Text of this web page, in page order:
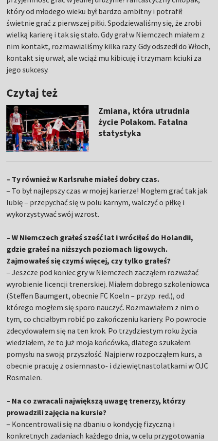
który od młodego wieku był bardzo ambitny i potrafił
świetnie grać z pierwszej piłki. Spodziewaliśmy się, że zrobi
wielką karierę i tak się stało. Gdy grał w Niemczech miałem z
nim kontakt, rozmawialiśmy kilka razy. Gdy odszedł do Włoch,
kontakt się urwał, ale wciąż mu kibicuję i trzymam kciuki za
jego sukcesy.
Czytaj też
Zmiana, która utrudnia
życie Polakom. Fatalna
statystyka
– Ty również w Karlsruhe miałeś dobry czas.
– To był najlepszy czas w mojej karierze! Mogłem grać tak jak
lubię – przepychać się w polu karnym, walczyć o piłkę i
wykorzystywać swój wzrost.
– W Niemczech grałeś sześć lat i wróciłeś do Holandii,
gdzie grałeś na niższych poziomach ligowych.
Zajmowałeś się czymś więcej, czy tylko grałeś?
– Jeszcze pod koniec gry w Niemczech zacząłem rozważać
wyrobienie licencji trenerskiej. Miałem dobrego szkoleniowca
(Steffen Baumgert, obecnie FC Koeln – przyp. red.), od
którego mogłem się sporo nauczyć. Rozmawiałem z nim o
tym, co chciałbym robić po zakończeniu kariery. Po powrocie
zdecydowałem się na ten krok. Po trzydziestym roku życia
wiedziałem, że to już moja końcówka, dlatego szukałem
pomysłu na swoją przyszłość. Najpierw rozpocząłem kurs, a
obecnie pracuję z osiemnasto- i dziewiętnastolatkami w OJC
Rosmalen.
– Na co zwracali największą uwagę trenerzy, którzy
prowadzili zajęcia na kursie?
– Koncentrowali się na dbaniu o kondycję fizyczną i
konkretnych zadaniach każdego dnia, w celu przygotowania